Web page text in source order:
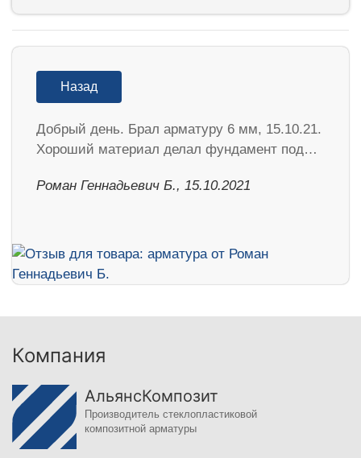
Назад
Добрый день. Брал арматуру 6 мм, 15.10.21.
Хороший материал делал фундамент под…
Роман Геннадьевич Б., 15.10.2021
Компания
АльянсКомпозит
Производитель стеклопластиковой
композитной арматуры